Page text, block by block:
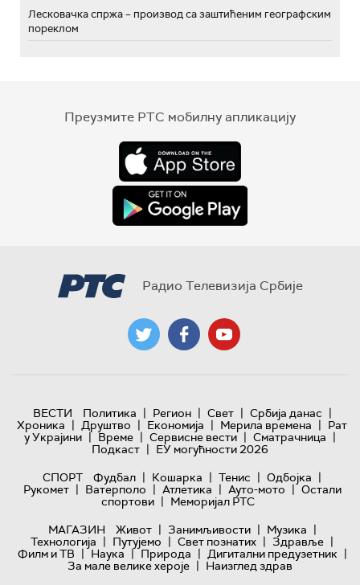
Лесковачка спржа – производ са заштићеним географским
пореклом
Преузмите РТС мобилну апликацију
Радио Телевизија Србије
ВЕСТИ Политика | Регион | Свет | Србија данас |
Хроника | Друштво | Економија | Мерила времена | Рат
у Украјини | Време | Сервисне вести | Сматрачница |
Подкаст | ЕУ могућности 2026
СПОРТ
Фудбал | Кошарка | Тенис | Одбојка |
Рукомет | Ватерполо | Атлетика | Ауто-мото | Остали
спортови | Меморијал РТС
МАГАЗИН
Живот | Занимљивости | Музика |
Технологијa | Путујемо | Свет познатих | Здравље |
Филм и ТВ | Наука | Природа | Дигитални предузетник |
За мале велике хероје | Наизглед здрав